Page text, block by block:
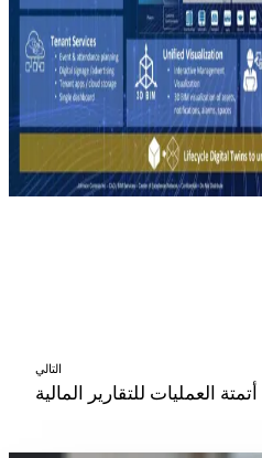
التالي
أتمتة العمليات للتقارير المالية